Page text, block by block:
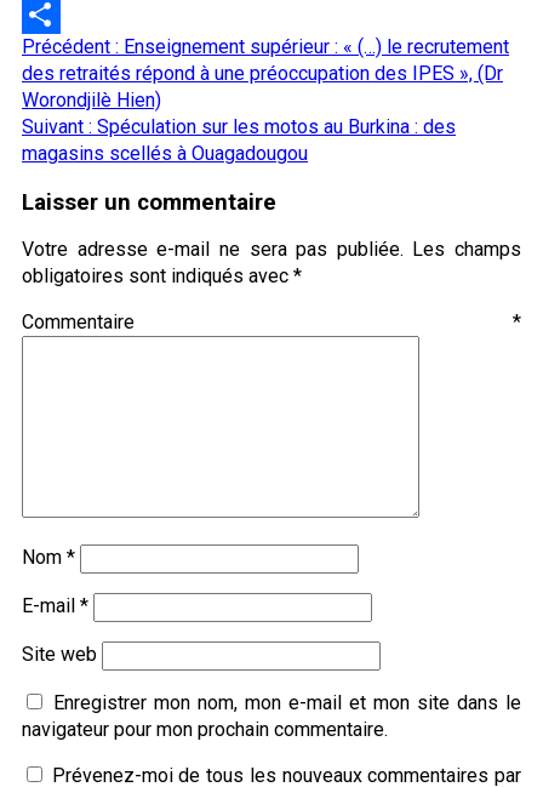
LinkedIn
Partager
Navigation
d’article
Précédent : Enseignement supérieur : « (…) le recrutement
des retraités répond à une préoccupation des IPES », (Dr
Worondjilè Hien)
Suivant : Spéculation sur les motos au Burkina : des
magasins scellés à Ouagadougou
Laisser un commentaire
Votre adresse e-mail ne sera pas publiée. Les champs
obligatoires sont indiqués avec *
Commentaire *
Nom *
E-mail *
Site web
Enregistrer mon nom, mon e-mail et mon site dans le
navigateur pour mon prochain commentaire.
Prévenez-moi de tous les nouveaux commentaires par